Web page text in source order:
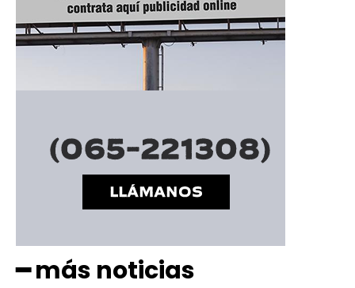
━ Planes
━ más noticias